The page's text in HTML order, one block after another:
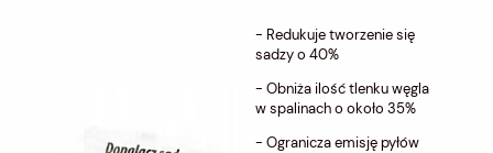
- Redukuje tworzenie się
sadzy o 40%
- Obniża ilość tlenku węgla
w spalinach o około 35%
- Ogranicza emisję pyłów